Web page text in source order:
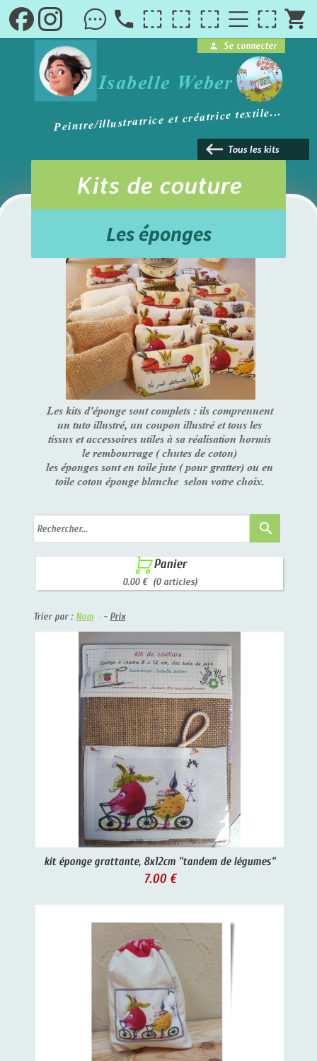
brightness_1
person Se connecter
Isabelle Weber
Peintre/illustratrice et créatrice textile...
Tous les kits
keyboard_backspace
Kits de couture
Les éponges
Les kits d'éponge sont complets : ils comprennent
un tuto illustré, un coupon illustré et tous les
tissus et accessoires utiles à sa réalisation hormis
le rembourrage ( chutes de coton)
les éponges sont en toile jute ( pour gratter) ou en
toile coton éponge blanche selon votre choix.
search
 Panier
0.00 € (0 articles)
Trier par : Nom - Prix
kit éponge grattante, 8x12cm "tandem de légumes"
7.00 €
local_phone shopping_cart